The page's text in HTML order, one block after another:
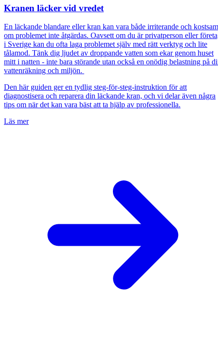
Kranen läcker vid vredet
En läckande blandare eller kran kan vara både irriterande och kostsam
om problemet inte åtgärdas. Oavsett om du är privatperson eller
i Sverige kan du ofta laga problemet själv med rätt verktyg och lite
tålamod. Tänk dig ljudet av droppande vatten som ekar genom huset
mitt i natten - inte bara störande utan också en onödig belastning på
vattenräkning och miljön.
Den här guiden ger en tydlig steg-för-steg-instruktion för att
diagnostisera och reparera din läckande kran, och vi delar även några
tips om när det kan vara bäst att ta hjälp av professionella.
Läs mer